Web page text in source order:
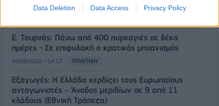
Data Deletion Data Access Privacy Policy
περιμένει»
Ε. Τουρνάς: Πάνω από 400 πυρκαγιές σε δέκα
ημέρες - Σε επιφυλακή ο κρατικός μηχανισμός
09/08/2026 - 14:17 ΠΟΛΙΤΙΚΗ
Εξαγωγές: Η Ελλάδα κερδίζει τους Ευρωπαίους
ανταγωνιστές – Άνοδος μεριδίων σε 9 από 11
κλάδους (Εθνική Τράπεζα)